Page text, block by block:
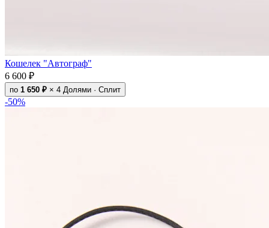
Кошелек "Автограф"
6 600 ₽
по 1 650 ₽ × 4 Долями · Сплит
-50%